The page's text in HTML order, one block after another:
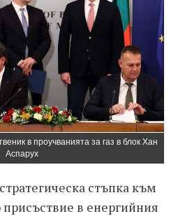
в проучванията за газ в блок Хан
Аспарух
стъпка към
присъствие в енергийния